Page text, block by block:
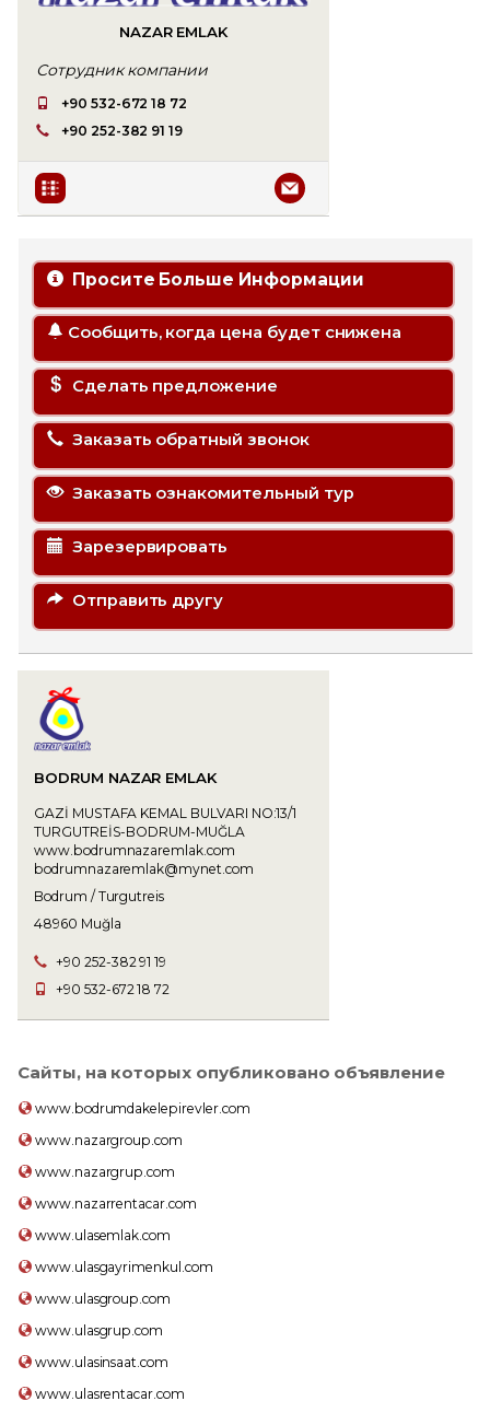
NAZAR EMLAK
Сотрудник компании
+90 532-672 18 72
+90 252-382 91 19
Просите Больше Информации
Сообщить, когда цена будет снижена
Сделать предложение
Заказать обратный звонок
Заказать ознакомительный тур
Зарезервировать
Отправить другу
BODRUM NAZAR EMLAK
GAZİ MUSTAFA KEMAL BULVARI NO:13/1
TURGUTREİS-BODRUM-MUĞLA
www.bodrumnazaremlak.com
bodrumnazaremlak@mynet.com
Bodrum / Turgutreis
48960 Muğla
+90 252-382 91 19
+90 532-672 18 72
Сайты, на которых опубликовано объявление
www.bodrumdakelepirevler.com
www.nazargroup.com
www.nazargrup.com
www.nazarrentacar.com
www.ulasemlak.com
www.ulasgayrimenkul.com
www.ulasgroup.com
www.ulasgrup.com
www.ulasinsaat.com
www.ulasrentacar.com